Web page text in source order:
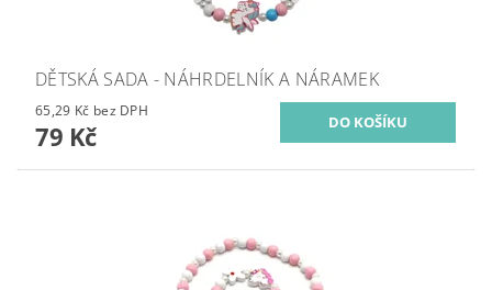
DĚTSKÁ SADA - NÁHRDELNÍK A NÁRAMEK
65,29 Kč bez DPH
79 Kč